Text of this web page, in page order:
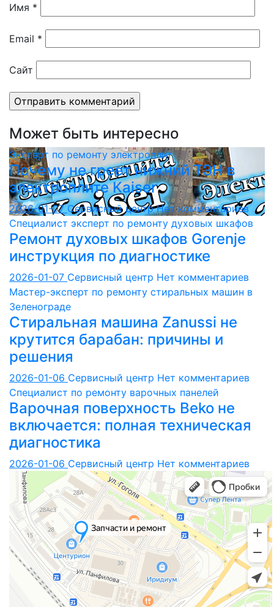
Имя *
Email *
Сайт
Может быть интересно
Эксперт по ремонту электроплит
Почему не греет нижний ТЭН в
электроплите Kaiser
2026-01-07Сервисный центрНет комментариев
Специалист эксперт по ремонту духовых шкафов
Ремонт духовых шкафов Gorenje
инструкция по диагностике
2026-01-07 Сервисный центр Нет комментариев
Мастер-эксперт по ремонту стиральных машин в
Зеленограде
Стиральная машина Zanussi не
крутится барабан: причины и
решения
2026-01-06 Сервисный центр Нет комментариев
Специалист по ремонту варочных панелей
Варочная поверхность Beko не
включается: полная техническая
диагностика
2026-01-06 Сервисный центр Нет комментариев